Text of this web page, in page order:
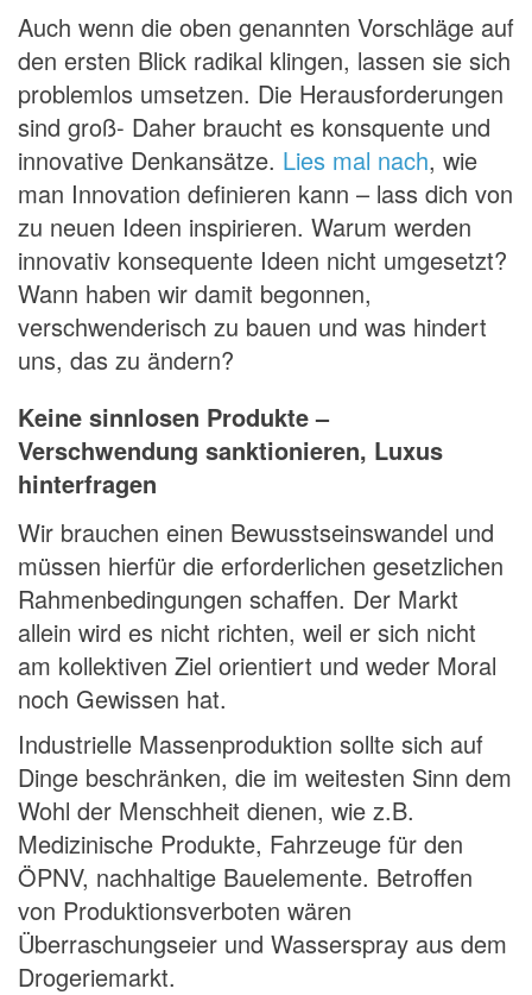
Auch wenn die oben genannten Vorschläge auf
den ersten Blick radikal klingen, lassen sie sich
problemlos umsetzen. Die Herausforderungen
sind groß- Daher braucht es konsquente und
innovative Denkansätze. Lies mal nach, wie
man Innovation definieren kann – lass dich von
zu neuen Ideen inspirieren. Warum werden
innovativ konsequente Ideen nicht umgesetzt?
Wann haben wir damit begonnen,
verschwenderisch zu bauen und was hindert
uns, das zu ändern?
Keine sinnlosen Produkte –
Verschwendung sanktionieren, Luxus
hinterfragen
Wir brauchen einen Bewusstseinswandel und
müssen hierfür die erforderlichen gesetzlichen
Rahmenbedingungen schaffen. Der Markt
allein wird es nicht richten, weil er sich nicht
am kollektiven Ziel orientiert und weder Moral
noch Gewissen hat.
Industrielle Massenproduktion sollte sich auf
Dinge beschränken, die im weitesten Sinn dem
Wohl der Menschheit dienen, wie z.B.
Medizinische Produkte, Fahrzeuge für den
ÖPNV, nachhaltige Bauelemente. Betroffen
von Produktionsverboten wären
Überraschungseier und Wasserspray aus dem
Drogeriemarkt.